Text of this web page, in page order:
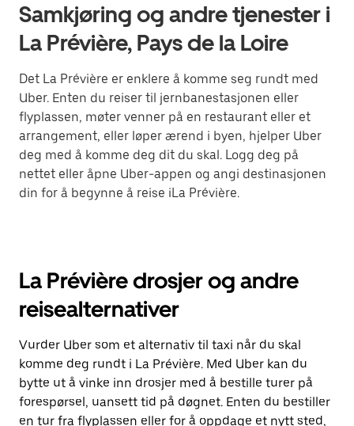
Samkjøring og andre tjenester i
La Prévière, Pays de la Loire
Det La Prévière er enklere å komme seg rundt med
Uber. Enten du reiser til jernbanestasjonen eller
flyplassen, møter venner på en restaurant eller et
arrangement, eller løper ærend i byen, hjelper Uber
deg med å komme deg dit du skal. Logg deg på
nettet eller åpne Uber-appen og angi destinasjonen
din for å begynne å reise iLa Prévière.
La Prévière drosjer og andre
reisealternativer
Vurder Uber som et alternativ til taxi når du skal
komme deg rundt i La Prévière. Med Uber kan du
bytte ut å vinke inn drosjer med å bestille turer på
forespørsel, uansett tid på døgnet. Enten du bestiller
en tur fra flyplassen eller for å oppdage et nytt sted,